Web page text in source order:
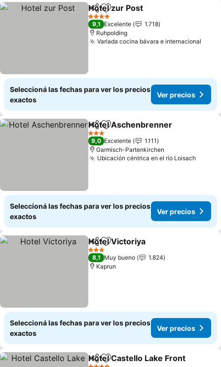
CompartirAñadir a favoritos
Hotel zur Post
4 Estrellas
9,1 Excelente
1.718
Ruhpolding
Variada cocina bávara e internacional
Seleccioná las fechas para ver los precios
exactos
Ver precios
CompartirAñadir a favoritos
Hotel Aschenbrenner
3 Estrellas
9,0 Excelente
1.111
Garmisch-Partenkirchen
Ubicación céntrica en el río Loisach
Seleccioná las fechas para ver los precios
exactos
Ver precios
CompartirAñadir a favoritos
Hotel Victoriya
3 Estrellas
8,1 Muy bueno
1.824
Kaprun
Seleccioná las fechas para ver los precios
exactos
Ver precios
CompartirAñadir a favoritos
Hotel Castello Lake Front